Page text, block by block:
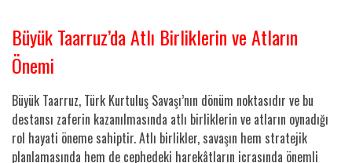
Büyük Taarruz’da Atlı Birliklerin ve Atların
Önemi
Büyük Taarruz, Türk Kurtuluş Savaşı’nın dönüm noktasıdır ve bu
destansı zaferin kazanılmasında atlı birliklerin ve atların oynadığı
rol hayati öneme sahiptir. Atlı birlikler, savaşın hem stratejik
planlamasında hem de cephedeki harekâtların icrasında önemli